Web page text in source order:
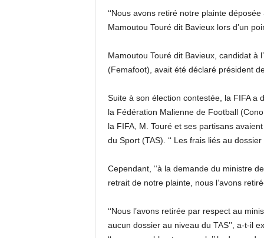
‘‘Nous avons retiré notre plainte
Mamoutou Touré dit Bavieux lors d’un
Mamoutou Touré dit Bavieux, candidat à
(Femafoot), avait été déclaré président
Suite à son élection contestée, la FIFA a
la Fédération Malienne de Football
la FIFA, M. Touré et ses partisans
du Sport (TAS). ‘‘ Les frais liés au dossier
Cependant, ‘‘à la demande du ministre
retrait de notre plainte, nous l’avons
‘‘Nous l’avons retirée par respect au
aucun dossier au niveau du TAS’’, a-t-il